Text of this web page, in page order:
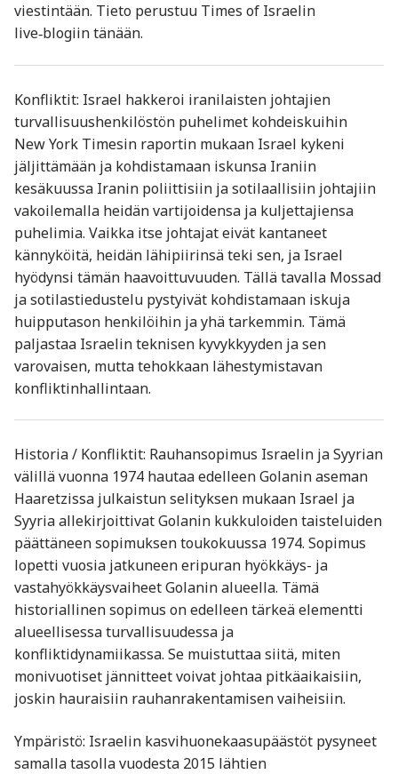
viestintään. Tieto perustuu Times of Israelin
live‑blogiin tänään.
Konfliktit: Israel hakkeroi iranilaisten johtajien
turvallisuushenkilöstön puhelimet kohdeiskuihin
New York Timesin raportin mukaan Israel kykeni
jäljittämään ja kohdistamaan iskunsa Iraniin
kesäkuussa Iranin poliittisiin ja sotilaallisiin johtajiin
vakoilemalla heidän vartijoidensa ja kuljettajiensa
puhelimia. Vaikka itse johtajat eivät kantaneet
kännyköitä, heidän lähipiirinsä teki sen, ja Israel
hyödynsi tämän haavoittuvuuden. Tällä tavalla Mossad
ja sotilastiedustelu pystyivät kohdistamaan iskuja
huipputason henkilöihin ja yhä tarkemmin. Tämä
paljastaa Israelin teknisen kyvykkyyden ja sen
varovaisen, mutta tehokkaan lähestymistavan
konfliktinhallintaan.
Historia / Konfliktit: Rauhansopimus Israelin ja Syyrian
välillä vuonna 1974 hautaa edelleen Golanin aseman
Haaretzissa julkaistun selityksen mukaan Israel ja
Syyria allekirjoittivat Golanin kukkuloiden taisteluiden
päättäneen sopimuksen toukokuussa 1974. Sopimus
lopetti vuosia jatkuneen eripuran hyökkäys- ja
vastahyökkäysvaiheet Golanin alueella. Tämä
historiallinen sopimus on edelleen tärkeä elementti
alueellisessa turvallisuudessa ja
konfliktidynamiikassa. Se muistuttaa siitä, miten
monivuotiset jännitteet voivat johtaa pitkäaikaisiin,
joskin hauraisiin rauhanrakentamisen vaiheisiin.
Ympäristö: Israelin kasvihuonekaasupäästöt pysyneet
samalla tasolla vuodesta 2015 lähtien